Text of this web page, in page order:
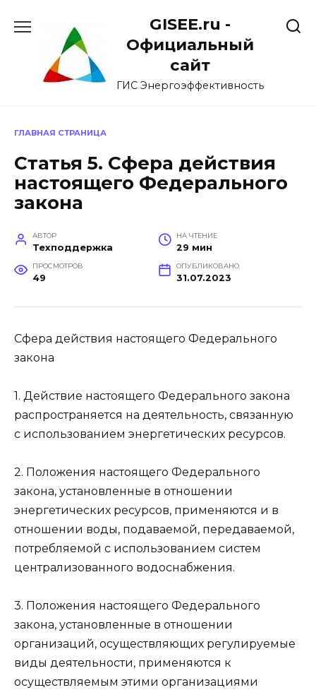
содержанию
GISEE.ru -
Официальный
сайт
ГИС Энергоэффективность
ГЛАВНАЯ СТРАНИЦА
Статья 5. Сфера действия
настоящего Федерального
закона
АВТОР
Техподдержка
НА ЧТЕНИЕ
29 мин
ПРОСМОТРОВ
49
ОПУБЛИКОВАНО
31.07.2023
Сфера действия настоящего Федерального
закона
1. Действие настоящего Федерального закона
распространяется на деятельность, связанную
с использованием энергетических ресурсов.
2. Положения настоящего Федерального
закона, установленные в отношении
энергетических ресурсов, применяются и в
отношении воды, подаваемой, передаваемой,
потребляемой с использованием систем
централизованного водоснабжения.
3. Положения настоящего Федерального
закона, установленные в отношении
организаций, осуществляющих регулируемые
виды деятельности, применяются к
осуществляемым этими организациями